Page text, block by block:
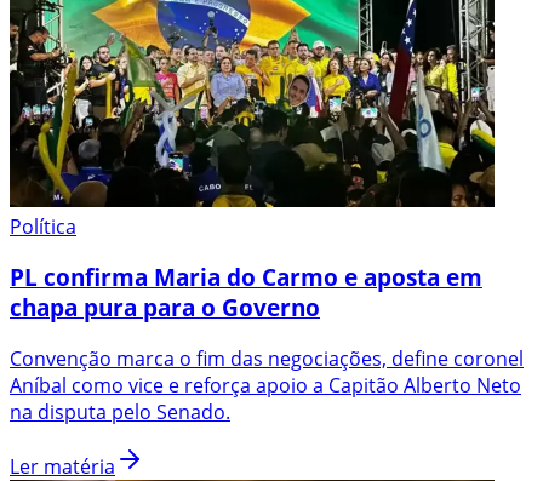
Política
PL confirma Maria do Carmo e aposta em
chapa pura para o Governo
Convenção marca o fim das negociações, define coronel
Aníbal como vice e reforça apoio a Capitão Alberto Neto
na disputa pelo Senado.
Ler matéria